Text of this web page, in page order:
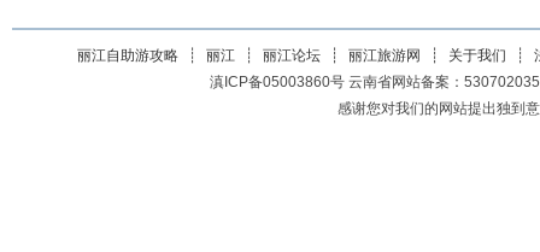
丽江自助游攻略 ┊ 丽江 ┊ 丽江论坛 ┊ 丽江旅游网 ┊ 关于我们 ┊
滇ICP备05003860号 云南省网站备案：
感谢您对我们的网站提出独到